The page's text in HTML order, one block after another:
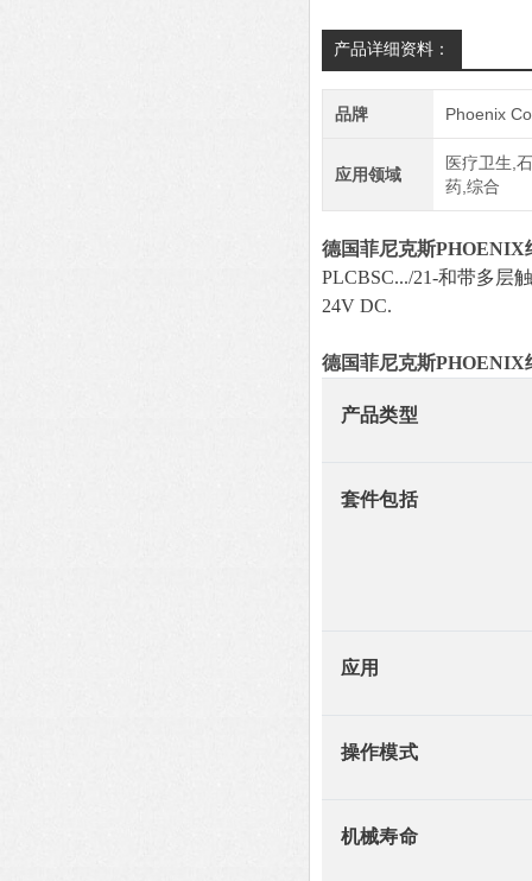
产品详细资料：
品牌 Phoenix
应用领域
医疗卫生,
药,综合
德国菲尼克斯PHOENIX
PLCBSC.../21-和带多层
24V DC.
德国菲尼克斯PHOENIX
产品类型
套件包括
应用
操作模式
机械寿命